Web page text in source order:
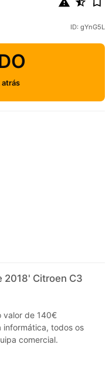
ID: gYnG5L
atrás
2018' Citroen C3
valor de 140€
informática, todos os
comercial.